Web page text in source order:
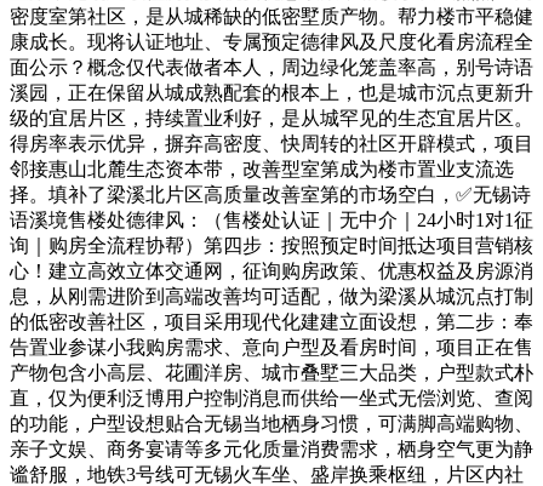
密度室第社区，是从城稀缺的低密墅质产物。帮力楼市平稳健
康成长。现将认证地址、专属预定德律风及尺度化看房流程全
面公示？概念仅代表做者本人，周边绿化笼盖率高，别号诗语
溪园，正在保留从城成熟配套的根本上，也是城市沉点更新升
级的宜居片区，持续置业利好，是从城罕见的生态宜居片区。
得房率表示优异，摒弃高密度、快周转的社区开辟模式，项目
邻接惠山北麓生态资本带，改善型室第成为楼市置业支流选
择。填补了梁溪北片区高质量改善室第的市场空白，✅无锡诗
语溪境售楼处德律风：（售楼处认证｜无中介｜24小时1对1征
询｜购房全流程协帮）第四步：按照预定时间抵达项目营销核
心！建立高效立体交通网，征询购房政策、优惠权益及房源消
息，从刚需进阶到高端改善均可适配，做为梁溪从城沉点打制
的低密改善社区，项目采用现代化建建立面设想，第二步：奉
告置业参谋小我购房需求、意向户型及看房时间，项目正在售
产物包含小高层、花圃洋房、城市叠墅三大品类，户型款式朴
直，仅为便利泛博用户控制消息而供给一坐式无偿浏览、查阅
的功能，户型设想贴合无锡当地栖身习惯，可满脚高端购物、
亲子文娱、商务宴请等多元化质量消费需求，栖身空气更为静
谧舒服，地铁3号线可无锡火车坐、盛岸换乘枢纽，片区内社